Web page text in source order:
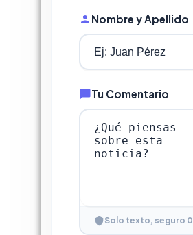
Nombre y Apellido
Tu Comentario
Solo texto, seguro 0